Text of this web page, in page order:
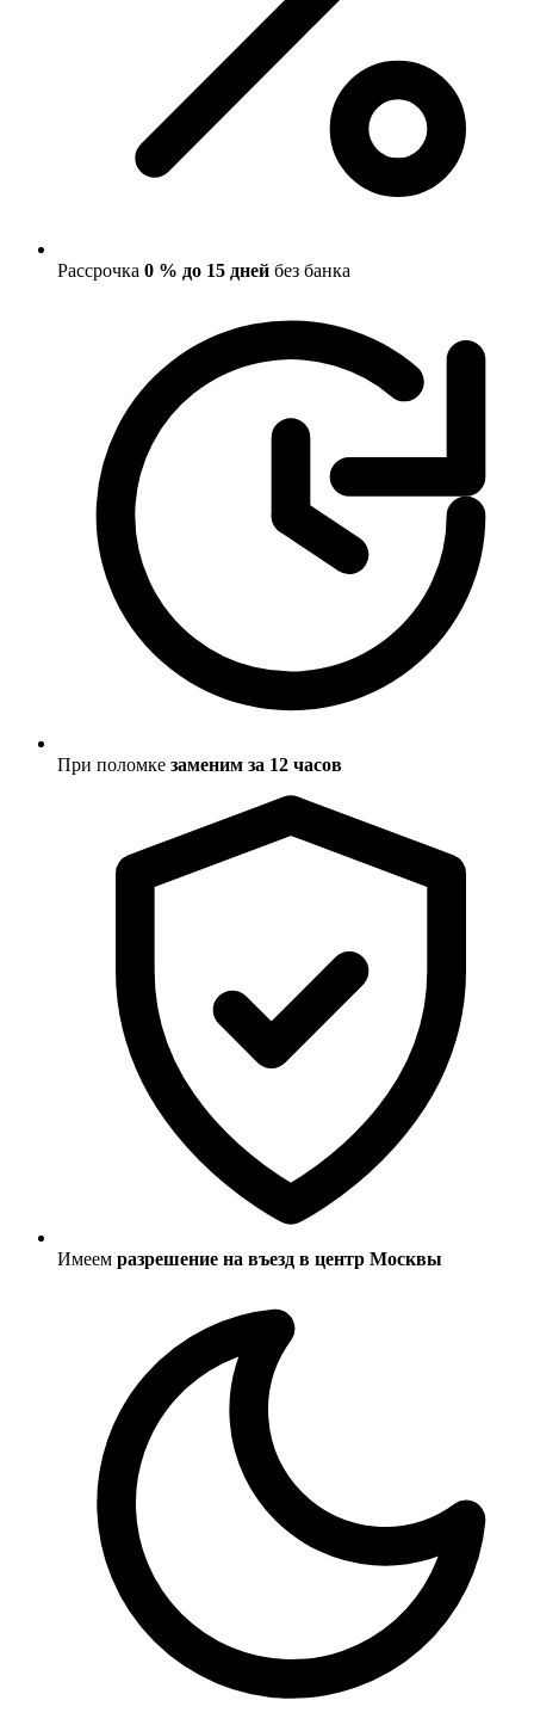
Рассрочка 0 % до 15 дней без банка
При поломке заменим за 12 часов
Имеем разрешение на въезд в центр Москвы